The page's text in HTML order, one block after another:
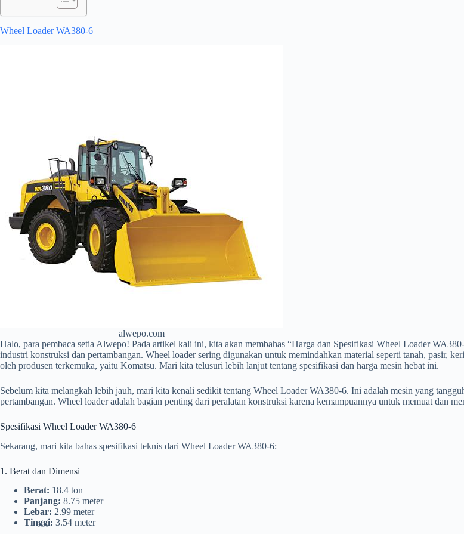
Wheel Loader WA380-6
alwepo.com
Halo, para pembaca setia Alwepo! Pada artikel kali ini, kita akan membahas “Harga dan Spesifikasi Wheel Loader
industri konstruksi dan pertambangan. Wheel loader sering digunakan untuk memindahkan material seperti tanah, pasir,
oleh produsen terkemuka, yaitu Komatsu. Mari kita telusuri lebih lanjut tentang spesifikasi dan harga mesin hebat ini.
Sebelum kita melangkah lebih jauh, mari kita kenali sedikit tentang Wheel Loader WA380-6. Ini adalah mesin yang
pertambangan. Wheel loader adalah bagian penting dari peralatan konstruksi karena kemampuannya untuk memuat dan
Spesifikasi Wheel Loader WA380-6
Sekarang, mari kita bahas spesifikasi teknis dari Wheel Loader WA380-6:
1. Berat dan Dimensi
Berat: 18.4 ton
Panjang: 8.75 meter
Lebar: 2.99 meter
Tinggi: 3.54 meter